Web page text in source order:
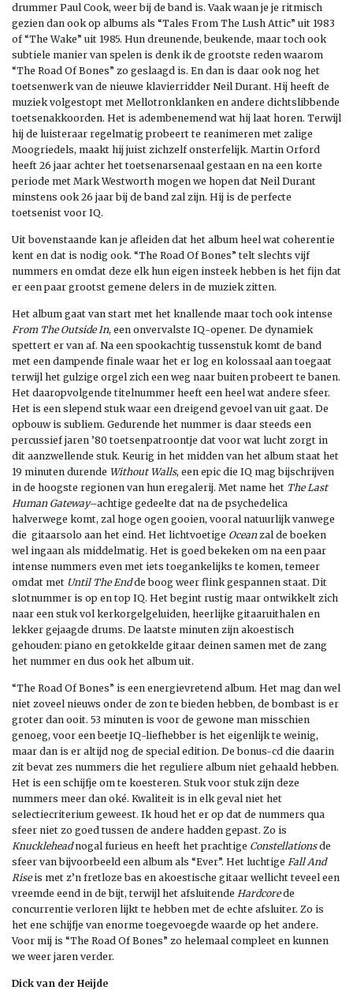
drummer Paul Cook, weer bij de band is. Vaak waan je je ritmisch
gezien dan ook op albums als “Tales From The Lush Attic” uit 1983
of “The Wake” uit 1985. Hun dreunende, beukende, maar toch ook
subtiele manier van spelen is denk ik de grootste reden waarom
“The Road Of Bones” zo geslaagd is. En dan is daar ook nog het
toetsenwerk van de nieuwe klavierridder Neil Durant. Hij heeft de
muziek volgestopt met Mellotronklanken en andere dichtslibbende
toetsenakkoorden. Het is adembenemend wat hij laat horen. Terwijl
hij de luisteraar regelmatig probeert te reanimeren met zalige
Moogriedels, maakt hij juist zichzelf onsterfelijk. Martin Orford
heeft 26 jaar achter het toetsenarsenaal gestaan en na een korte
periode met Mark Westworth mogen we hopen dat Neil Durant
minstens ook 26 jaar bij de band zal zijn. Hij is de perfecte
toetsenist voor IQ.
Uit bovenstaande kan je afleiden dat het album heel wat coherentie
kent en dat is nodig ook. “The Road Of Bones” telt slechts vijf
nummers en omdat deze elk hun eigen insteek hebben is het fijn dat
er een paar grootst gemene delers in de muziek zitten.
Het album gaat van start met het knallende maar toch ook intense
From The Outside In, een onvervalste IQ-opener. De dynamiek
spettert er van af. Na een spookachtig tussenstuk komt de band
met een dampende finale waar het er log en kolossaal aan toegaat
terwijl het gulzige orgel zich een weg naar buiten probeert te banen.
Het daaropvolgende titelnummer heeft een heel wat andere sfeer.
Het is een slepend stuk waar een dreigend gevoel van uit gaat. De
opbouw is subliem. Gedurende het nummer is daar steeds een
percussief jaren ’80 toetsenpatroontje dat voor wat lucht zorgt in
dit aanzwellende stuk. Keurig in het midden van het album staat het
19 minuten durende Without Walls, een epic die IQ mag bijschrijven
in de hoogste regionen van hun eregalerij. Met name het The Last
Human Gateway–achtige gedeelte dat na de psychedelica
halverwege komt, zal hoge ogen gooien, vooral natuurlijk vanwege
die gitaarsolo aan het eind. Het lichtvoetige Oceanzal de boeken
wel ingaan als middelmatig. Het is goed bekeken om na een paar
intense nummers even met iets toegankelijks te komen, temeer
omdat met Until The Endde boog weer flink gespannen staat. Dit
slotnummer is op en top IQ. Het begint rustig maar ontwikkelt zich
naar een stuk vol kerkorgelgeluiden, heerlijke gitaaruithalen en
lekker gejaagde drums. De laatste minuten zijn akoestisch
gehouden: piano en getokkelde gitaar deinen samen met de zang
het nummer en dus ook het album uit.
“The Road Of Bones” is een energievretend album. Het mag dan wel
niet zoveel nieuws onder de zon te bieden hebben, de bombast is er
groter dan ooit. 53 minuten is voor de gewone man misschien
genoeg, voor een beetje IQ-liefhebber is het eigenlijk te weinig,
maar dan is er altijd nog de special edition. De bonus-cd die daarin
zit bevat zes nummers die het reguliere album niet gehaald hebben.
Het is een schijfje om te koesteren. Stuk voor stuk zijn deze
nummers meer dan oké. Kwaliteit is in elk geval niet het
selectiecriterium geweest. Ik houd het er op dat de nummers qua
sfeer niet zo goed tussen de andere hadden gepast. Zo is
Knuckleheadnogal furieus en heeft het prachtige Constellationsde
sfeer van bijvoorbeeld een album als “Ever”. Het luchtige Fall And
Riseis met z’n fretloze bas en akoestische gitaar wellicht teveel een
vreemde eend in de bijt, terwijl het afsluitende Hardcorede
concurrentie verloren lijkt te hebben met de echte afsluiter. Zo is
het ene schijfje van enorme toegevoegde waarde op het andere.
Voor mij is “The Road Of Bones” zo helemaal compleet en kunnen
we weer jaren verder.
Dick van der Heijde